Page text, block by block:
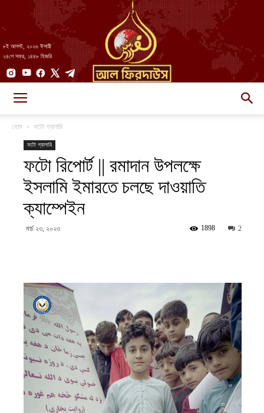
৮ই আগস্ট, ২০২৬ ঈসায়ী
২৪শে সফর, ১৪৪৮ হিজরি
||
হোম ফটো গ্যালারি
ফটো গ্যালারি
ফটো রিপোর্ট || রমাদান উপলক্ষে
ইসলামি ইমারতে চলছে দাওয়াতি
ক্যাম্পেইন
মার্চ ২৩, ২০২৩ 2
1898